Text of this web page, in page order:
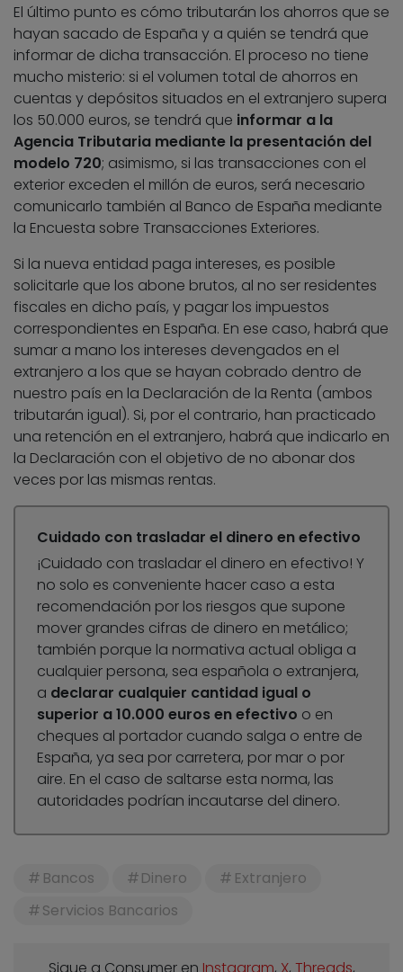
El último punto es cómo tributarán los ahorros que se
hayan sacado de España y a quién se tendrá que
informar de dicha transacción. El proceso no tiene
mucho misterio: si el volumen total de ahorros en
cuentas y depósitos situados en el extranjero supera
los 50.000 euros, se tendrá que informar a la
Agencia Tributaria mediante la presentación del
modelo 720; asimismo, si las transacciones con el
exterior exceden el millón de euros, será necesario
comunicarlo también al Banco de España mediante
la Encuesta sobre Transacciones Exteriores.
Si la nueva entidad paga intereses, es posible
solicitarle que los abone brutos, al no ser residentes
fiscales en dicho país, y pagar los impuestos
correspondientes en España. En ese caso, habrá que
sumar a mano los intereses devengados en el
extranjero a los que se hayan cobrado dentro de
nuestro país en la Declaración de la Renta (ambos
tributarán igual). Si, por el contrario, han practicado
una retención en el extranjero, habrá que indicarlo en
la Declaración con el objetivo de no abonar dos
veces por las mismas rentas.
Cuidado con trasladar el dinero en efectivo
¡Cuidado con trasladar el dinero en efectivo! Y
no solo es conveniente hacer caso a esta
recomendación por los riesgos que supone
mover grandes cifras de dinero en metálico;
también porque la normativa actual obliga a
cualquier persona, sea española o extranjera,
a declarar cualquier cantidad igual o
superior a 10.000 euros en efectivo o en
cheques al portador cuando salga o entre de
España, ya sea por carretera, por mar o por
aire. En el caso de saltarse esta norma, las
autoridades podrían incautarse del dinero.
Bancos Dinero
Extranjero
Servicios Bancarios
Sigue a Consumer en Instagram, X, Threads,